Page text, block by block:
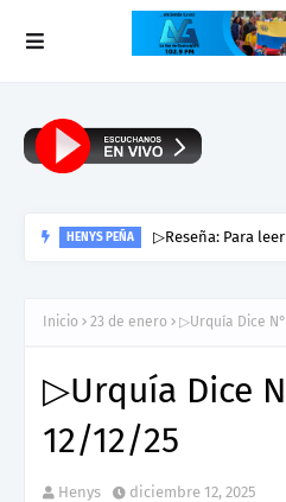
HENYS PEÑA ▷Reseña: Para
Inicio 23 de enero ▷Urquía Dice N°
▷Urquía Dice
12/12/25
Henys diciembre 12, 2025